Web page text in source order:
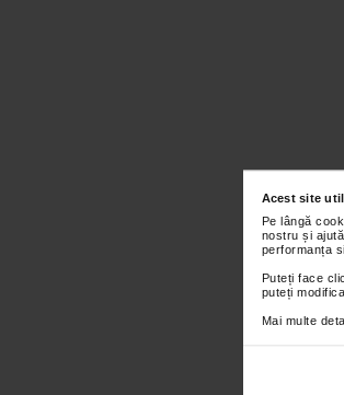
Acest site
Pe lângă
nostru și
performanța
Puteți face
puteți
Mai multe